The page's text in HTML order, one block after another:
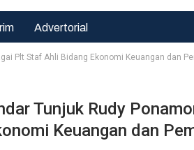
Advertorial
Plt Staf Ahli Bidang Ekonomi Keuangan dan
Tunjuk Rudy
Keuangan dan
Hukrim
Demi